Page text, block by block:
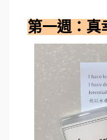
第一週：真